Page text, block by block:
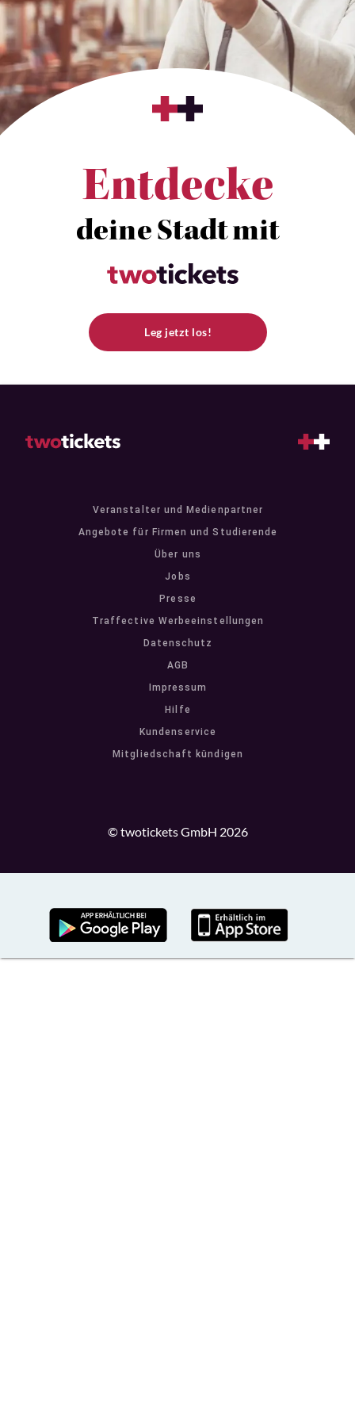
Entdecke
deine Stadt mit
Leg jetzt los!
Veranstalter und Medienpartner
Angebote für Firmen und Studierende
Über uns
Jobs
Presse
Traffective Werbeeinstellungen
Datenschutz
AGB
Impressum
Hilfe
Kundenservice
Mitgliedschaft kündigen
© twotickets GmbH 2026